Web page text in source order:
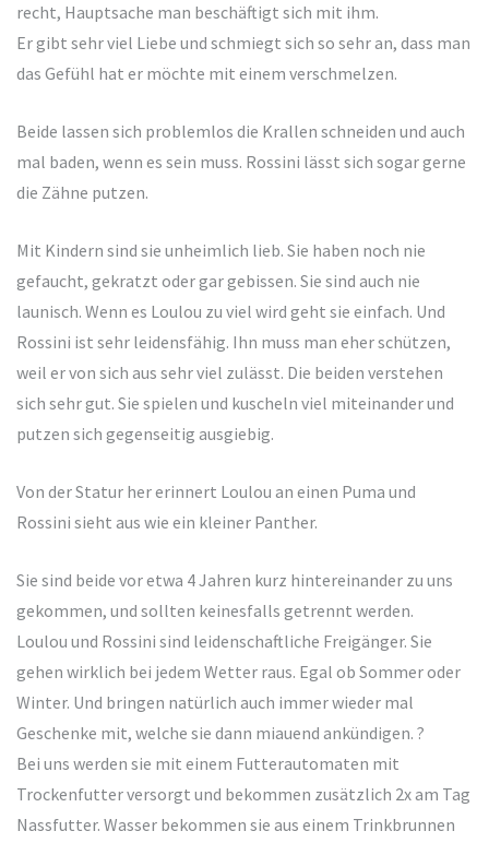
recht, Hauptsache man beschäftigt sich mit ihm.
Er gibt sehr viel Liebe und schmiegt sich so sehr an, dass man
das Gefühl hat er möchte mit einem verschmelzen.
Beide lassen sich problemlos die Krallen schneiden und auch
mal baden, wenn es sein muss. Rossini lässt sich sogar gerne
die Zähne putzen.
Mit Kindern sind sie unheimlich lieb. Sie haben noch nie
gefaucht, gekratzt oder gar gebissen. Sie sind auch nie
launisch. Wenn es Loulou zu viel wird geht sie einfach. Und
Rossini ist sehr leidensfähig. Ihn muss man eher schützen,
weil er von sich aus sehr viel zulässt. Die beiden verstehen
sich sehr gut. Sie spielen und kuscheln viel miteinander und
putzen sich gegenseitig ausgiebig.
Von der Statur her erinnert Loulou an einen Puma und
Rossini sieht aus wie ein kleiner Panther.
Sie sind beide vor etwa 4 Jahren kurz hintereinander zu uns
gekommen, und sollten keinesfalls getrennt werden.
Loulou und Rossini sind leidenschaftliche Freigänger. Sie
gehen wirklich bei jedem Wetter raus. Egal ob Sommer oder
Winter. Und bringen natürlich auch immer wieder mal
Geschenke mit, welche sie dann miauend ankündigen. ?
Bei uns werden sie mit einem Futterautomaten mit
Trockenfutter versorgt und bekommen zusätzlich 2x am Tag
Nassfutter. Wasser bekommen sie aus einem Trinkbrunnen